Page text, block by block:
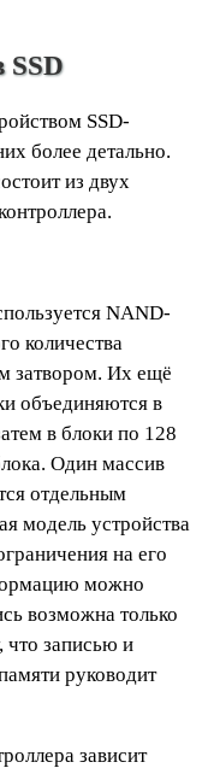
SSD
SSD-
более детально.
из двух
NAND-
количества
затвором. Их ещё
объединяются в
в блоки по 128
Один массив
отдельным
модель устройства
на его
можно
возможна только
что записью и
руководит
зависит